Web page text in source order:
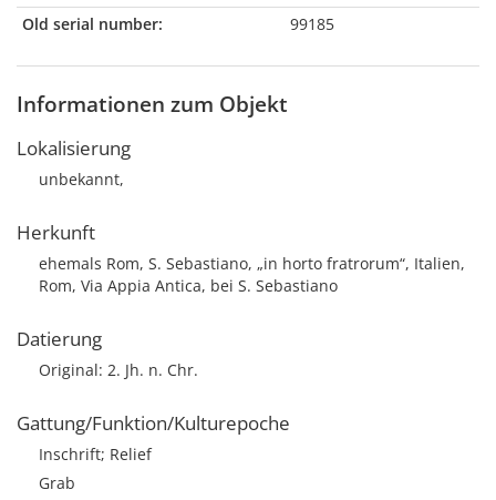
Old serial number:
99185
Informationen zum Objekt
Lokalisierung
unbekannt,
Herkunft
ehemals Rom, S. Sebastiano, „in horto fratrorum“, Italien,
Rom, Via Appia Antica, bei S. Sebastiano
Datierung
Original: 2. Jh. n. Chr.
Gattung/Funktion/Kulturepoche
Inschrift; Relief
Grab